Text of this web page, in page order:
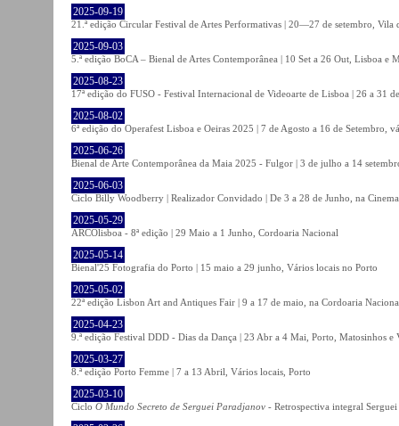
2025-09-19
21.ª edição Circular Festival de Artes Performativas | 20—27 de setembro, Vila
2025-09-03
5.ª edição BoCA – Bienal de Artes Contemporânea | 10 Set a 26 Out, Lisboa e
2025-08-23
17ª edição do FUSO - Festival Internacional de Videoarte de Lisboa | 26 a 31
2025-08-02
6ª edição do Operafest Lisboa e Oeiras 2025 | 7 de Agosto a 16 de Setembro,
2025-06-26
Bienal de Arte Contemporânea da Maia 2025 - Fulgor | 3 de julho a 14
2025-06-03
Ciclo Billy Woodberry | Realizador Convidado | De 3 a 28 de Junho, na
2025-05-29
ARCOlisboa - 8ª edição | 29 Maio a 1 Junho, Cordoaria Nacional
2025-05-14
Bienal'25 Fotografia do Porto | 15 maio a 29 junho, Vários locais no Porto
2025-05-02
22ª edição Lisbon Art and Antiques Fair | 9 a 17 de maio, na Cordoaria
2025-04-23
9.ª edição Festival DDD - Dias da Dança | 23 Abr a 4 Mai, Porto, Matosinhos e
2025-03-27
8.ª edição Porto Femme | 7 a 13 Abril, Vários locais, Porto
2025-03-10
Ciclo O Mundo Secreto de Serguei Paradjanov - Retrospectiva integral